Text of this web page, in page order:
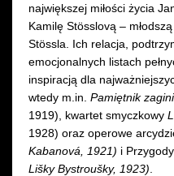
największej miłości życia
Kamilę Stösslovą –
Stössla. Ich relacja,
emocjonalnych listach
inspiracją dla
wtedy m.in. Pamiętnik
1919), kwartet smyczkowy
1928) oraz operowe
Kabanová, 1921) i
Lišky Bystroušky, 1923)